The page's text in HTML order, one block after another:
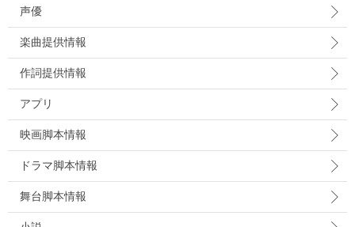
声優
楽曲提供情報
作詞提供情報
アプリ
映画脚本情報
ドラマ脚本情報
舞台脚本情報